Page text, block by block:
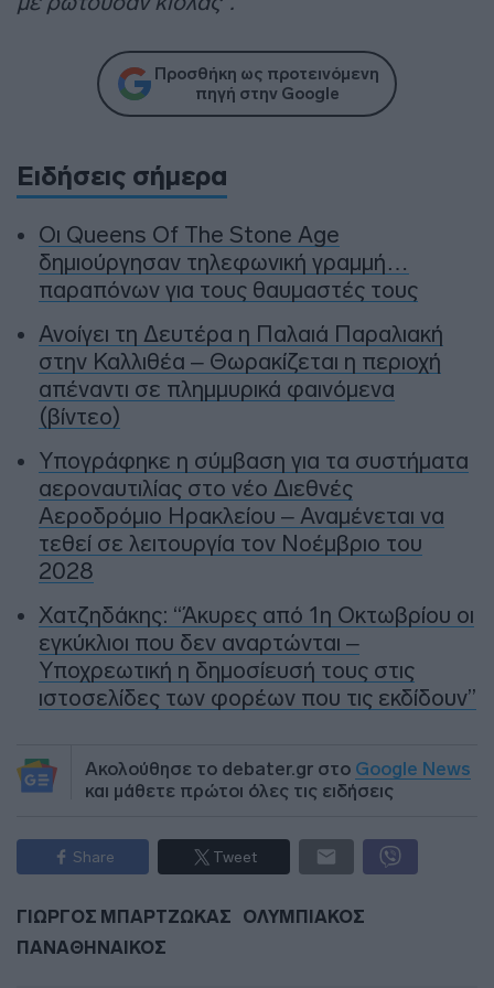
Προσθήκη ως προτεινόμενη
πηγή στην Google
Ειδήσεις σήμερα
Οι Queens Of The Stone Age
δημιούργησαν τηλεφωνική γραμμή…
παραπόνων για τους θαυμαστές τους
Ανοίγει τη Δευτέρα η Παλαιά Παραλιακή
στην Καλλιθέα – Θωρακίζεται η περιοχή
απέναντι σε πλημμυρικά φαινόμενα
(βίντεο)
Υπογράφηκε η σύμβαση για τα συστήματα
αεροναυτιλίας στο νέο Διεθνές
Αεροδρόμιο Ηρακλείου – Αναμένεται να
τεθεί σε λειτουργία τον Νοέμβριο του
2028
Χατζηδάκης: “Άκυρες από 1η Οκτωβρίου οι
εγκύκλιοι που δεν αναρτώνται –
Υποχρεωτική η δημοσίευσή τους στις
ιστοσελίδες των φορέων που τις εκδίδουν”
Ακολούθησε το debater.gr στο Google News
και μάθετε πρώτοι όλες τις ειδήσεις
Share Tweet
ΓΙΩΡΓΟΣ ΜΠΑΡΤΖΩΚΑΣ
ΟΛΥΜΠΙΑΚΟΣ
ΠΑΝΑΘΗΝΑΙΚΟΣ